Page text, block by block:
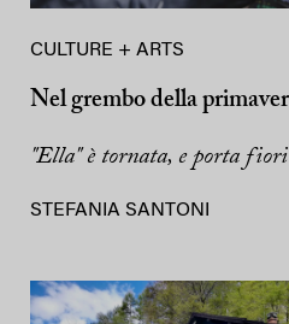
CULTURE + ARTS
Nel grembo della
"Ella" è tornata, e porta fiori
STEFANIA SANTONI